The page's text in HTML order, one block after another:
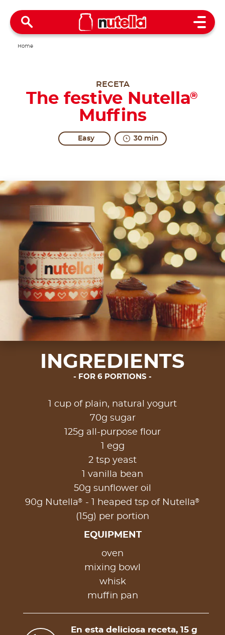
Open
Home
RECETA
The festive Nutella®
Muffins
Easy 30 min
INGREDIENTS
FOR 6 PORTIONS
1 cup of plain, natural yogurt
70g sugar​
125g all-purpose flour
1 egg
2 tsp yeast
1 vanilla bean
50g sunflower oil
90g Nutella® - 1 heaped tsp of Nutella®
(15g) per portion
EQUIPMENT
oven​
mixing bowl​
whisk​
muffin pan
En esta deliciosa receta, 15 g